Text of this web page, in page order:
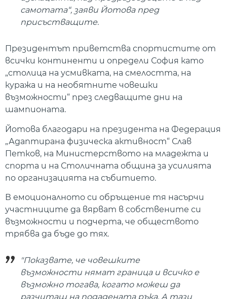
самотата“, заяви Йотова пред
присъстващите.
Президентът приветства спортистите от
всички континенти и определи София като
„столица на усмивката, на смелостта, на
куража и на необятните човешки
възможности“ през следващите дни на
шампионата.
Йотова благодари на президента на Федерация
„Адаптирана физическа активност“ Слав
Петков, на Министерството на младежта и
спорта и на Столичната община за усилията
по организацията на събитието.
В емоционалното си обръщение тя насърчи
участниците да вярват в собствените си
възможности и подчерта, че обществото
трябва да бъде до тях.
"Показвате, че човешките
възможности нямат граница и всичко е
възможно тогава, когато можеш да
разчиташ на подадената ръка. А тази